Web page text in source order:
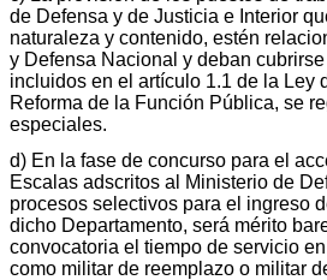
de Defensa y de Justicia e Interior
naturaleza y contenido, estén
y Defensa Nacional y deban
incluidos en el artículo 1.1 de la Ley
Reforma de la Función Pública, se
especiales.
d) En la fase de concurso para el
Escalas adscritos al Ministerio de
procesos selectivos para el ingreso
dicho Departamento, será mérito
convocatoria el tiempo de servicio
como militar de reemplazo o militar